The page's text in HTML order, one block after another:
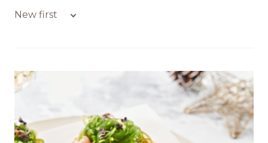
Качество и безопасность
Новости
New first